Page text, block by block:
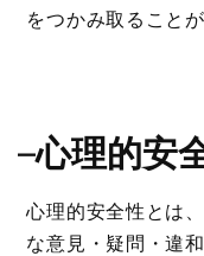
をつかみ取ること
–心理的安
心理的安全性とは
な意見・疑問・違